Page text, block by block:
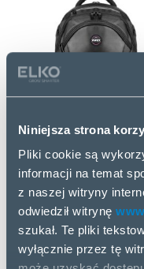
Niniejsza strona
Pliki cookie są
informacji na temat
z naszej witryny
odwiedził witrynę
szukał. Te pliki
wyłącznie przez tę
Maksymalna
Uchwyty do
Pasek na ramię.
Waga produktu: